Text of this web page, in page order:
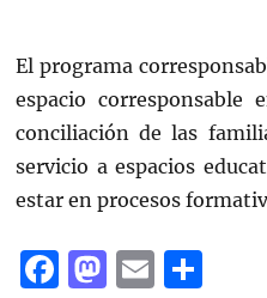
El programa
espacio
conciliación de las
servicio a espacios
estar en procesos
F M E C